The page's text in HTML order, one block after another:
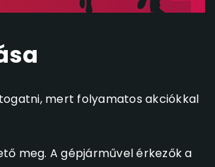
mert folyamatos akciókkal
meg. A gépjárművel érkezők a